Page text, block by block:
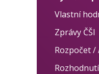
Vlastní
Zprávy ČŠI
Rozpočet /